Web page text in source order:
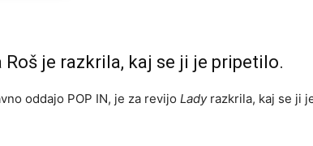
je razkrila, kaj se ji je pripetilo.
oddajo POP IN, je za revijo Ladyrazkrila, kaj se ji